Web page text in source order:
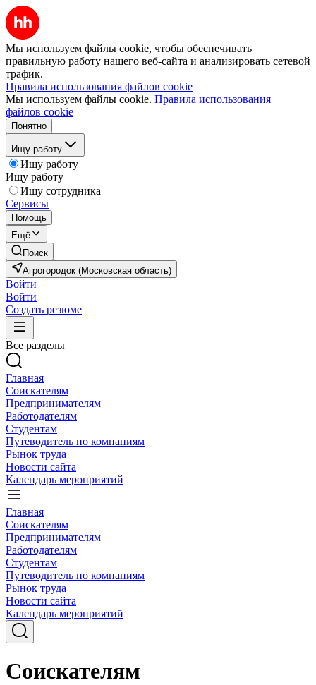
Мы используем файлы cookie, чтобы обеспечивать
правильную работу нашего веб-сайта и анализировать сетевой
трафик.
Правила использования файлов cookie
Мы используем файлы cookie. Правила использования
файлов cookie
Понятно
Ищу работу
Ищу работу
Ищу работу
Ищу сотрудника
Сервисы
Помощь
Ещё
Поиск
Агрогородок (Московская область)
Войти
Войти
Создать резюме
Все разделы
Главная
Соискателям
Предпринимателям
Работодателям
Студентам
Путеводитель по компаниям
Рынок труда
Новости сайта
Календарь мероприятий
Главная
Соискателям
Предпринимателям
Работодателям
Студентам
Путеводитель по компаниям
Рынок труда
Новости сайта
Календарь мероприятий
Соискателям